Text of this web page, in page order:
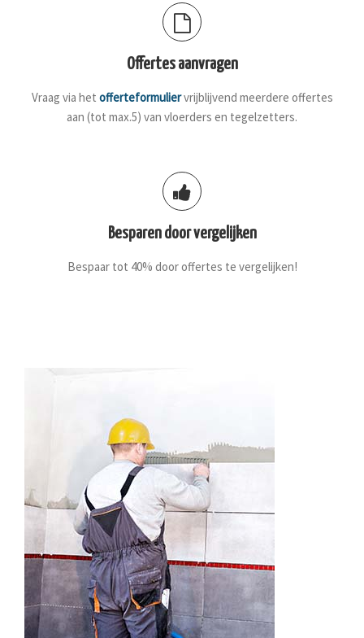
Offertes aanvragen
Vraag via het offerteformuliervrijblijvend meerdere offertes
aan (tot max.5) van vloerders en tegelzetters.
Besparen door vergelijken
Bespaar tot 40% door offertes te vergelijken!